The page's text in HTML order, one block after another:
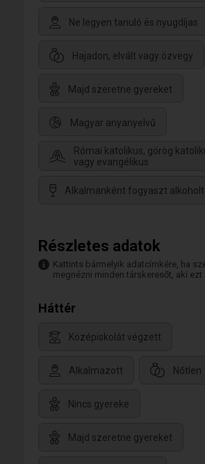
Ne legyen tanuló és nyugdíjas
Hajadon, elvált vagy özvegy
Majd szeretne gyereket
Magyar anyanyelvű
Római katolikus, görög
vagy evangélikus
Alkalmanként fogyaszt alkoholt
Részletes adatok
Kattints bármelyik adatcímkére, ha
megnézni minden társkeresőt, aki ezt
Háttér
Középiskolát végzett
Alkalmazott Nőtlen
Nincs gyereke
Majd szeretne gyereket